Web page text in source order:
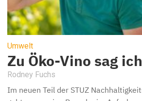
Umwelt
Zu Öko-Vino sag
Rodney Fuchs
Im neuen Teil der STUZ